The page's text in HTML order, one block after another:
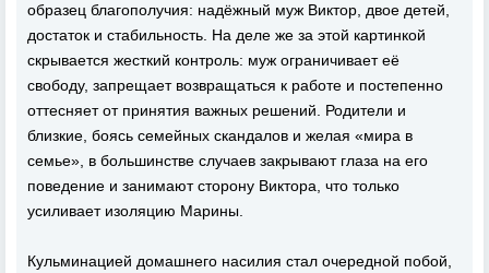
образец благополучия: надёжный муж Виктор, двое детей,
достаток и стабильность. На деле же за этой картинкой
скрывается жесткий контроль: муж ограничивает её
свободу, запрещает возвращаться к работе и постепенно
оттесняет от принятия важных решений. Родители и
близкие, боясь семейных скандалов и желая «мира в
семье», в большинстве случаев закрывают глаза на его
поведение и занимают сторону Виктора, что только
усиливает изоляцию Марины.
Кульминацией домашнего насилия стал очередной побой,